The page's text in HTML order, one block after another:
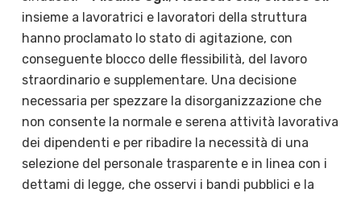
insieme a lavoratrici e lavoratori della struttura
hanno proclamato lo stato di agitazione, con
conseguente blocco delle flessibilità, del lavoro
straordinario e supplementare. Una decisione
necessaria per spezzare la disorganizzazione che
non consente la normale e serena attività lavorativa
dei dipendenti e per ribadire la necessità di una
selezione del personale trasparente e in linea con i
dettami di legge, che osservi i bandi pubblici e la